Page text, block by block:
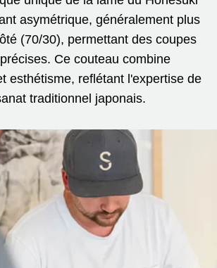
asymétrique, généralement plus
(70/30), permettant des coupes
Ce couteau combine
esthétisme, reflétant l'expertise de
traditionnel japonais.